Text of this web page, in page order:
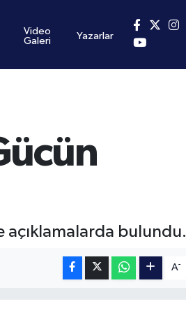
Video
Galeri
Yazarlar
açıklamalarda bulundu.
A-